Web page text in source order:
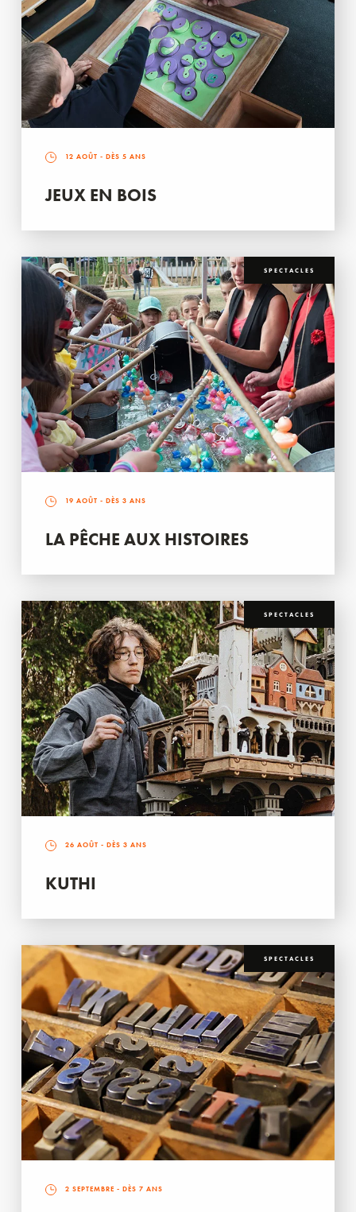
12 AOÛT - DÈS 5 ANS
JEUX EN BOIS
SPECTACLES
19 AOÛT - DÈS 3 ANS
LA PÊCHE AUX HISTOIRES
SPECTACLES
26 AOÛT - DÈS 3 ANS
KUTHI
SPECTACLES
2 SEPTEMBRE - DÈS 7 ANS